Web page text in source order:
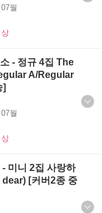
월
상
- 정규 4집 The
A/Regular
]
월
상
미니 2집 사랑하
[커버2종 중